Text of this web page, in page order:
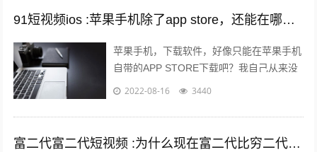
91短视频ios :苹果手机除了app store，还能在哪里下载软件？包括一些破解软件？
苹果手机，下载软件，好像只能在苹果手机
自带的APP STORE下载吧？我自己从来没
有尝试过在其他地方下载，在越狱最火热的
2022-08-16 3440
富二代富二代短视频 :为什么现在富二代比穷二代努力？